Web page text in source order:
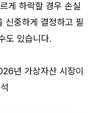
게 하락할 경우 손실
신중하게 결정하고 필
도 있습니다.
년 가상자산 시장이